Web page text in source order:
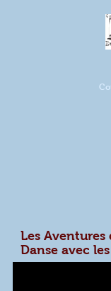
Les Aventures
Danse avec